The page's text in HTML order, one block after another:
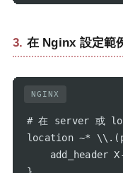
在 Nginx 設定範
NGINX
# 在 server 或
location ~*
add_header